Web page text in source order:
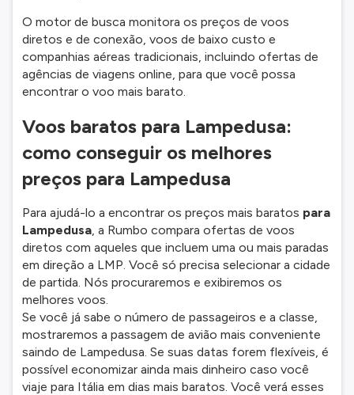
O motor de busca monitora os preços de voos
diretos e de conexão, voos de baixo custo e
companhias aéreas tradicionais, incluindo ofertas de
agências de viagens online, para que você possa
encontrar o voo mais barato.
Voos baratos para Lampedusa:
como conseguir os melhores
preços para Lampedusa
Para ajudá-lo a encontrar os preços mais baratos para
Lampedusa, a Rumbo compara ofertas de voos
diretos com aqueles que incluem uma ou mais paradas
em direção a LMP. Você só precisa selecionar a cidade
de partida. Nós procuraremos e exibiremos os
melhores voos.
Se você já sabe o número de passageiros e a classe,
mostraremos a passagem de avião mais conveniente
saindo de Lampedusa. Se suas datas forem flexíveis, é
possível economizar ainda mais dinheiro caso você
viaje para Itália em dias mais baratos. Você verá esses